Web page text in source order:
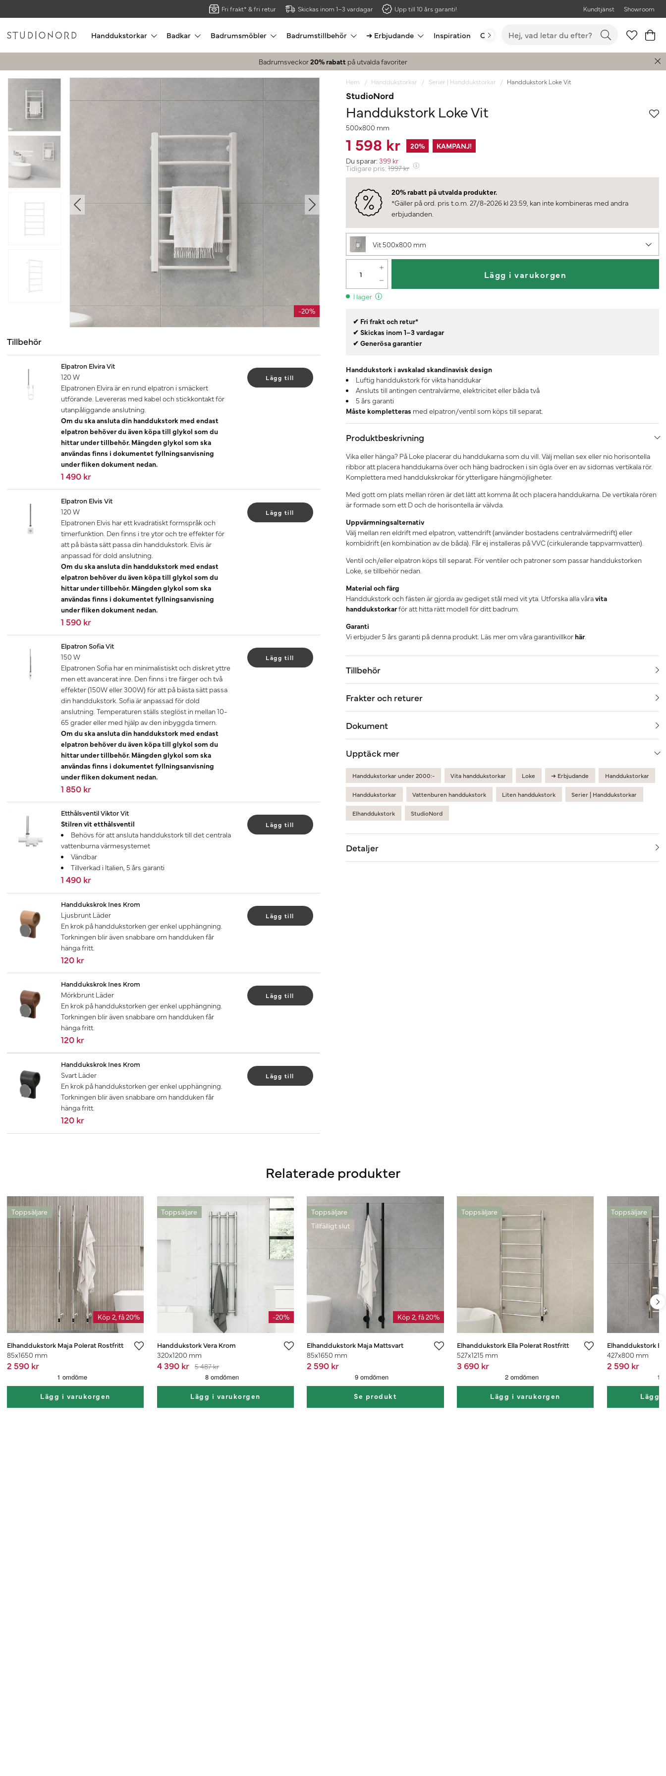
Fri frakt* & fri retur Skickas inom 1–3 vardagar Upp till 10 års garanti! Kundtjänst Showroom
Handdukstorkar Badkar Badrumsmöbler Badrumstillbehör ➜ Erbjudande Inspiration Outlet Bästsäljare
Badrumsveckor20% rabatt på utvalda favoriter
-20%
Tillbehör
Elpatron Elvira Vit
120 W
Elpatronen Elvira är en rund elpatron i smäckert
utförande. Levereras med kabel och stickkontakt för
utanpåliggande anslutning.
Om du ska ansluta din handdukstork med endast
elpatron behöver du även köpa till glykol som du
hittar under tillbehör. Mängden glykol som ska
användas finns i dokumentet fyllningsanvisning
under fliken dokument nedan.
1 490 kr
Lägg till
Elpatron Elvis Vit
120 W
Elpatronen Elvis har ett kvadratiskt formspråk och
timerfunktion. Den finns i tre ytor och tre effekter för
att på bästa sätt passa din handdukstork. Elvis är
anpassad för dold anslutning.
Om du ska ansluta din handdukstork med endast
elpatron behöver du även köpa till glykol som du
hittar under tillbehör. Mängden glykol som ska
användas finns i dokumentet fyllningsanvisning
under fliken dokument nedan.
1 590 kr
Lägg till
Elpatron Sofia Vit
150 W
Elpatronen Sofia har en minimalistiskt och diskret yttre
men ett avancerat inre. Den finns i tre färger och två
effekter (150W eller 300W) för att på bästa sätt passa
din handdukstork. Sofia är anpassad för dold
anslutning. Temperaturen ställs steglöst in mellan 10-
65 grader eller med hjälp av den inbyggda timern.
Om du ska ansluta din handdukstork med endast
elpatron behöver du även köpa till glykol som du
hittar under tillbehör. Mängden glykol som ska
användas finns i dokumentet fyllningsanvisning
under fliken dokument nedan.
1 850 kr
Lägg till
Etthålsventil Viktor Vit
Stilren vit etthålsventil
Behövs för att ansluta handdukstork till det centrala
vattenburna värmesystemet
Vändbar
Tillverkad i Italien, 5 års garanti
1 490 kr
Lägg till
Handdukskrok Ines Krom
Ljusbrunt Läder
En krok på handdukstorken ger enkel upphängning.
Torkningen blir även snabbare om handduken får
hänga fritt.
120 kr
Lägg till
Handdukskrok Ines Krom
Mörkbrunt Läder
En krok på handdukstorken ger enkel upphängning.
Torkningen blir även snabbare om handduken får
hänga fritt.
120 kr
Lägg till
Handdukskrok Ines Krom
Svart Läder
En krok på handdukstorken ger enkel upphängning.
Torkningen blir även snabbare om handduken får
hänga fritt.
120 kr
Lägg till
Hem Handdukstorkar Serier | Handdukstorkar Handdukstork Loke Vit
StudioNord
Handdukstork Loke Vit
500x800 mm
1 598 kr 20%
KAMPANJ!
Du sparar:399 kr
Tidigare pris:1997kr
20% rabatt på utvalda produkter.
*Gäller på ord. pris t.o.m. 27/8-2026 kl 23:59, kan inte kombineras med andra
erbjudanden.
Vit 500x800 mm
Lägg i varukorgen
I lager
✔ Fri frakt och retur*
✔ Skickas inom 1–3 vardagar
✔ Generösa garantier
Handdukstork i avskalad skandinavisk design
Luftig handdukstork för vikta handdukar
Ansluts till antingen centralvärme, elektricitet eller båda två
5 års garanti
Måste kompletteras med elpatron/ventil som köps till separat.
Produktbeskrivning
Vika eller hänga? På Loke placerar du handdukarna som du vill. Välj mellan sex eller nio horisontella
ribbor att placera handdukarna över och häng badrocken i sin ögla över en av sidornas vertikala rör.
Komplettera med handdukskrokar för ytterligare hängmöjligheter.
Med gott om plats mellan rören är det lätt att komma åt och placera handdukarna. De vertikala rören
är formade som ett D och de horisontella är välvda.
Uppvärmningsalternativ
Välj mellan ren eldrift med elpatron, vattendrift (använder bostadens centralvärmedrift) eller
kombidrift (en kombination av de båda). Får ej installeras på VVC (cirkulerande tappvarmvatten).
Ventil och/eller elpatron köps till separat. För ventiler och patroner som passar handdukstorken
Loke, se tillbehör nedan.
Material och färg
Handdukstork och fästen är gjorda av gediget stål med vit yta. Utforska alla våravita
handdukstorkarför att hitta rätt modell för ditt badrum.
Garanti
Vi erbjuder 5 års garanti på denna produkt. Läs mer om våra garantivillkor här.
Tillbehör
Frakter och returer
Dokument
Upptäck mer
Handdukstorkar under 2000:- Vita handdukstorkar Loke ➜ Erbjudande Handdukstorkar
Handdukstorkar Vattenburen handdukstork Liten handdukstork Serier | Handdukstorkar
Elhanddukstork StudioNord
Detaljer
Relaterade produkter
Toppsäljare
Köp 2, få 20%
Elhanddukstork Maja Polerat Rostfritt
85x1650 mm
2 590 kr
Lägg i varukorgen
Toppsäljare
-20%
Handdukstork Vera Krom
320x1200 mm
4 390 kr 5 487 kr
Lägg i varukorgen
Toppsäljare
Tillfälligt slut
Köp 2, få 20%
Elhanddukstork Maja Mattsvart
85x1650 mm
2 590 kr
Se produkt
Toppsäljare
Elhanddukstork Ella Polerat Rostfritt
527x1215 mm
3 690 kr
Lägg i varukorgen
Toppsäljare
Elhanddukstork
427x800 mm
2 590 kr
Lägg